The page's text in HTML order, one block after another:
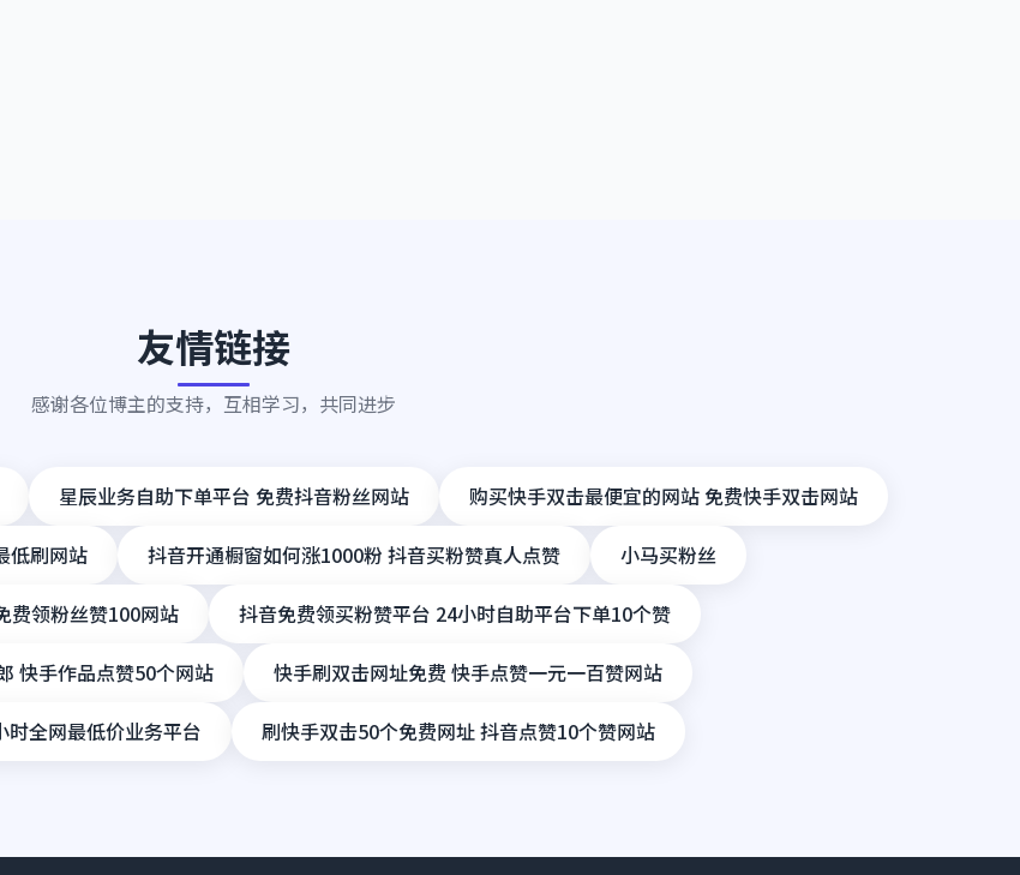
友情链接
感谢各位博主的支持，互相学习，共同进步
星辰业务自助下单平台 免费抖音粉丝网站 购买快手双击最便宜的网站 免费快手双击网站
低刷网站 抖音开通橱窗如何涨1000粉 抖音买粉赞真人点赞 小马买粉丝
费领粉丝赞100网站 抖音免费领买粉赞平台 24小时自助平台下单10个赞
快手作品点赞50个网站 快手刷双击网址免费 快手点赞一元一百赞网站
全网最低价业务平台 刷快手双击50个免费网址 抖音点赞10个赞网站